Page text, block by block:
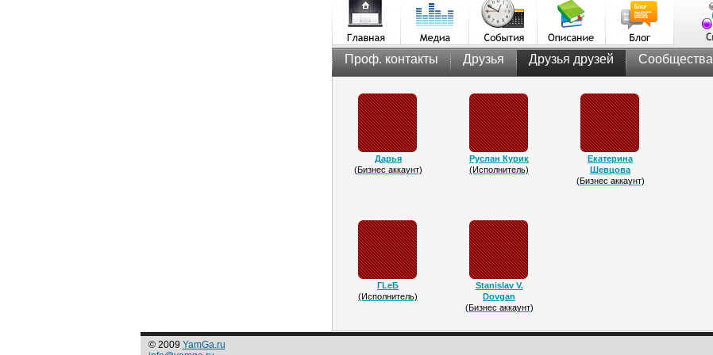
Проф. контакты Друзья Друзья друзей Сообщества
Дарья
(Бизнес аккаунт)
Руслан Курик
(Исполнитель)
Екатерина
Шевцова
(Бизнес аккаунт)
ГLeБ
(Исполнитель)
Stanislav V.
Dovgan
(Бизнес аккаунт)
© 2009 YamGa.ru